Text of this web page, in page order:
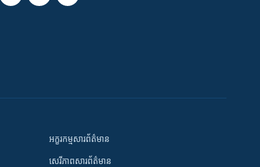
អក្ខរកម្មសារព័ត៌មាន
សេរីភាពសារព័ត៌មាន